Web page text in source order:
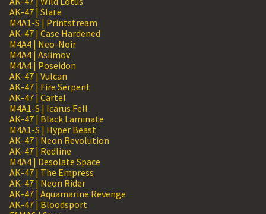
AK-47 | Slate
M4A1-S | Printstream
AK-47 | Case Hardened
M4A4 | Neo-Noir
M4A4 | Asiimov
M4A4 | Poseidon
AK-47 | Vulcan
AK-47 | Fire Serpent
AK-47 | Cartel
M4A1-S | Icarus Fell
AK-47 | Black Laminate
M4A1-S | Hyper Beast
AK-47 | Neon Revolution
AK-47 | Redline
M4A4 | Desolate Space
AK-47 | The Empress
AK-47 | Neon Rider
AK-47 | Aquamarine Revenge
AK-47 | Bloodsport